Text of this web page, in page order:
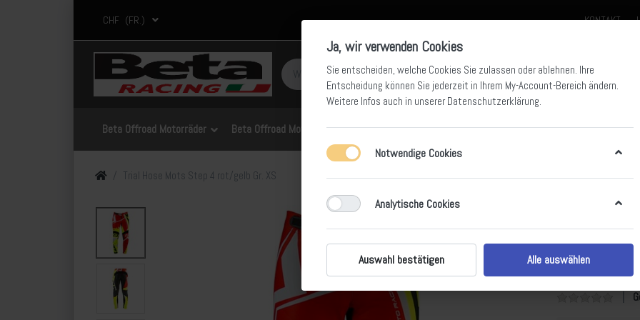
CHF (FR.) KONTAKT
Beta Offroad Motorräder Beta Offroad Motorräder für Kids Beta Offroad Team Bekleidung Beta Ersatzteile Beta
Trial Hose Mots Step 4 rot/gelb Gr. XS
Trial
Die Hosen sind
Schoner lässt sich
eine kleine
Ja, wir verwenden Cookies
Sie entscheiden, welche Cookies Sie zulassen oder ablehnen. Ihre
Entscheidung können Sie jederzeit in Ihrem My-Account-Bereich ändern.
Weitere Infos auch in unserer Datenschutzerklärung.
Notwendige Cookies
Analytische Cookies
Auswahl bestätigen Alle auswählen